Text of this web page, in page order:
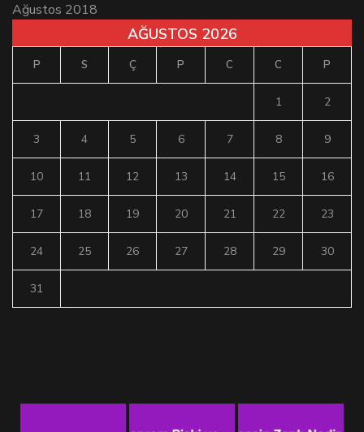
Ağustos 2018
AĞUSTOS 2026
P S Ç P C C P
1 2
3 4 5 6 7 8 9
10 11 12 13 14 15 16
17 18 19 20 21 22 23
24 25 26 27 28 29 30
31